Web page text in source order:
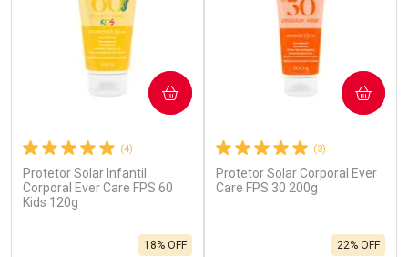
Ativar Desconto
Por R$ 664,02/cada
Comprar sem Desconto
Ativar Desconto
(4)
Protetor Solar Infantil
Corporal Ever Care FPS 60
Kids 120g
18% OFF
COMPRAR
(3)
Protetor Solar Corporal Ever
Care FPS 30 200g
22% OFF
COMPRAR